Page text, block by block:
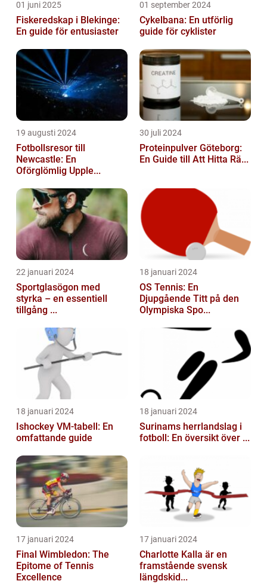
01 juni 2025
Fiskeredskap i Blekinge:
En guide för entusiaster
01 september 2024
Cykelbana: En utförlig
guide för cyklister
19 augusti 2024
Fotbollsresor till
Newcastle: En
Oförglömlig Upple...
30 juli 2024
Proteinpulver Göteborg:
En Guide till Att Hitta Rä...
22 januari 2024
Sportglasögon med
styrka – en essentiell
tillgång ...
18 januari 2024
OS Tennis: En
Djupgående Titt på den
Olympiska Spo...
18 januari 2024
Ishockey VM-tabell: En
omfattande guide
18 januari 2024
Surinams herrlandslag i
fotboll: En översikt över ...
17 januari 2024
Final Wimbledon: The
Epitome of Tennis
Excellence
17 januari 2024
Charlotte Kalla är en
framstående svensk
längdskid...